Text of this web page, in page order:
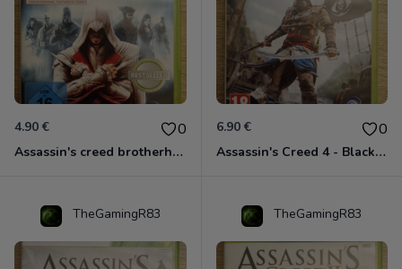
4.90 € 0
Assassin's creed brotherhood édition Special Xbox 360 classics
6.90 € 0
Assassin's Creed 4 - Black Flag - Edition Benelux Xbox 360
TheGamingR83 TheGamingR83